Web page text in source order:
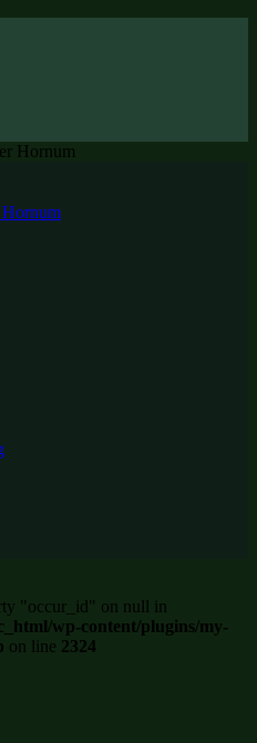
"occur_id" on null in
wp-content/plugins/my-
on line 2324